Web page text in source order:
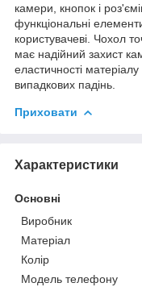
камери, кнопок і
функціональні
користувачеві. Чохол
має надійний захист
еластичності
випадкових падінь.
Приховати
Характеристики
Основні
Виробник
Матеріал
Колір
Модель телефону